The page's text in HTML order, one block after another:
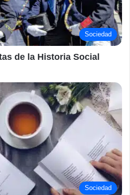
Sociedad
de la Historia Social
Sociedad